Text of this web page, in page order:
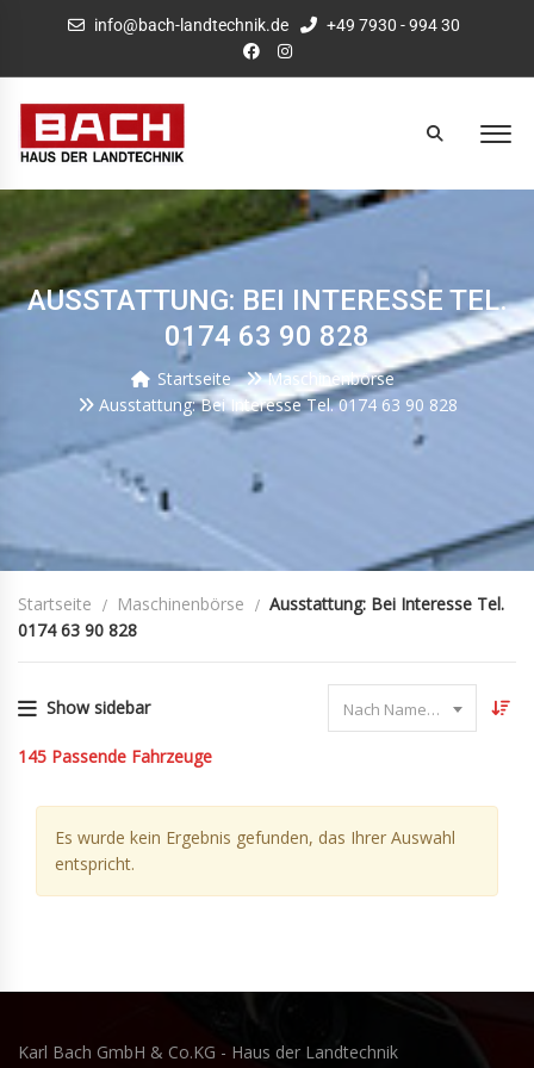
info@bach-landtechnik.de +49 7930 - 994 30
AUSSTATTUNG: BEI INTERESSE TEL.
0174 63 90 828
Startseite
Maschinenbörse
Ausstattung: Bei Interesse Tel. 0174 63 90 828
Startseite Maschinenbörse
Ausstattung: Bei Interesse Tel.
0174 63 90 828
Show sidebar Nach Name sortieren
145 Passende Fahrzeuge
Es wurde kein Ergebnis gefunden, das Ihrer Auswahl
entspricht.
Karl Bach GmbH & Co.KG - Haus der Landtechnik